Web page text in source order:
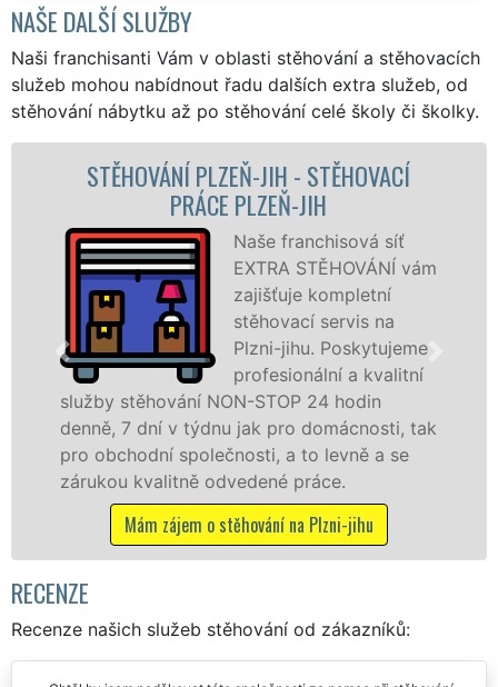
NAŠE DALŠÍ SLUŽBY
Naši franchisanti Vám v oblasti stěhování a stěhovacích
služeb mohou nabídnout řadu dalších extra služeb, od
stěhování nábytku až po stěhování celé školy či školky.
síť
vám
a kvalitní
tak
a se
STĚHOVACÍ SLUŽBA
STĚHOVACÍ FIRMA
speciální
služby zajišťujeme domácnostem
celém okresu Plzeň-jih se
franchisové sítě EXTRA
Nabízíme stěhovací služby NON-
včetně víkendů a svátků bez
Mám zájem o stěhovací služby na
RECENZE
Recenze našich služeb stěhování od zákazníků: